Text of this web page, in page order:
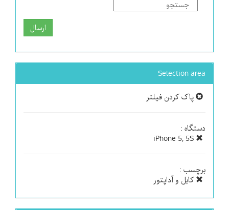
ارسال
Selection area
پاک کردن فیلتر
دستگاه :
برچسب :
کابل و آداپتور